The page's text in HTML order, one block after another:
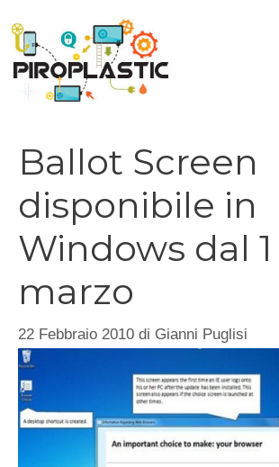
contenuto
Ballot Screen
disponibile in
Windows dal 1
marzo
22 Febbraio 2010 di Gianni Puglisi